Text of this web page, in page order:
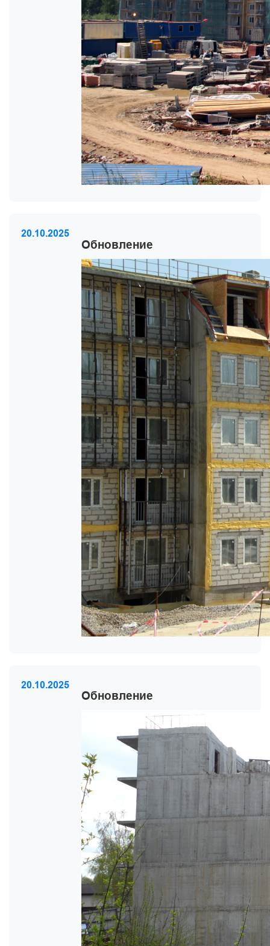
20.10.2025
Обновление
20.10.2025
Обновление